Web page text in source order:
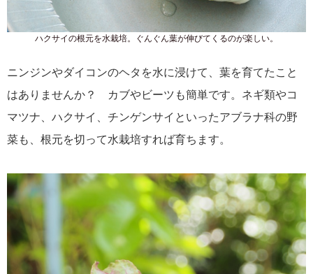
ハクサイの根元を水栽培。ぐんぐん葉が伸びてくるのが楽しい。
ニンジンやダイコンのヘタを水に浸けて、葉を育てたこと
はありませんか？ カブやビーツも簡単です。ネギ類やコ
マツナ、ハクサイ、チンゲンサイといったアブラナ科の野
菜も、根元を切って水栽培すれば育ちます。